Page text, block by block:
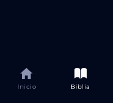
Inicio Biblia